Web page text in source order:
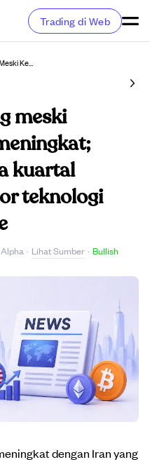
Trading di Web
Pasar Tetap Tenang Meski Ketegangan Iran Meningkat; Pertumbuhan Laba Kuartal Pertama Dan Sektor Teknologi Dorong Optimisme
meski
kuartal
teknologi
· Lihat Sumber · Bullish
dengan Iran yang